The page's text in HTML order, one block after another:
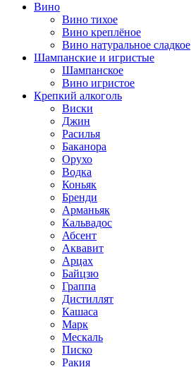
Вино
Вино тихое
Вино креплёное
Вино натуральное сладкое
Шампанские и игристые
Шампанское
Вино игристое
Крепкий алкоголь
Виски
Джин
Расилья
Баканора
Орухо
Водка
Коньяк
Бренди
Арманьяк
Кальвадос
Абсент
Аквавит
Арцах
Байцзю
Граппа
Дистиллят
Кашаса
Марк
Мескаль
Писко
Ракия